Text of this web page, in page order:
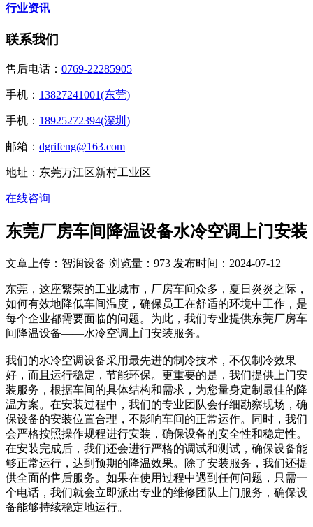
行业资讯
联系我们
售后电话： 0769-22285905
手机： 13827241001(东莞)
手机： 18925272394(深圳)
邮箱： dgrifeng@163.com
地址：东莞万江区新村工业区
在线咨询
东莞厂房车间降温设备水冷空调上门安装
文章上传：智润设备 浏览量：973 发布时间：2024-07-12
东莞，这座繁荣的工业城市，厂房车间众多，夏日炎炎之际，
如何有效地降低车间温度，确保员工在舒适的环境中工作，是
每个企业都需要面临的问题。为此，我们专业提供东莞厂房车
间降温设备——水冷空调上门安装服务。
我们的水冷空调设备采用最先进的制冷技术，不仅制冷效果
好，而且运行稳定，节能环保。更重要的是，我们提供上门安
装服务，根据车间的具体结构和需求，为您量身定制最佳的降
温方案。在安装过程中，我们的专业团队会仔细勘察现场，确
保设备的安装位置合理，不影响车间的正常运作。同时，我们
会严格按照操作规程进行安装，确保设备的安全性和稳定性。
在安装完成后，我们还会进行严格的调试和测试，确保设备能
够正常运行，达到预期的降温效果。除了安装服务，我们还提
供全面的售后服务。如果在使用过程中遇到任何问题，只需一
个电话，我们就会立即派出专业的维修团队上门服务，确保设
备能够持续稳定地运行。